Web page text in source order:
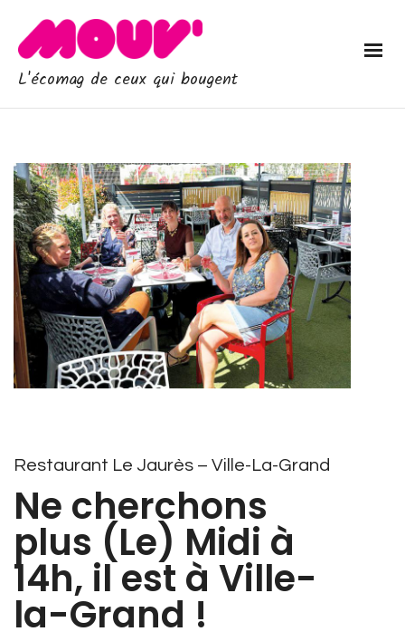
L'écomag de ceux qui bougent
Restaurant Le Jaurès – Ville-La-Grand
Ne cherchons
plus (Le) Midi à
14h, il est à Ville-
la-Grand !